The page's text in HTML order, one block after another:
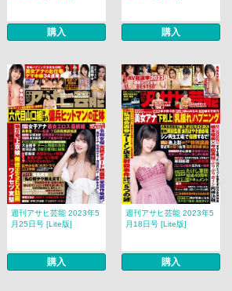
購入 購入
週刊アサヒ芸能 2023年5
月25日号 [Lite版]
購入
週刊アサヒ芸能 2023年5
月18日号 [Lite版]
購入